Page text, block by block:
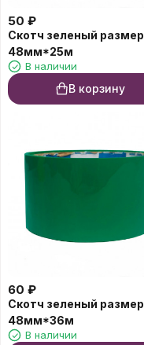
50 ₽
Скотч зеленый размер
48мм*25м
В наличии
В корзину
60 ₽
Скотч зеленый размер
48мм*36м
В наличии